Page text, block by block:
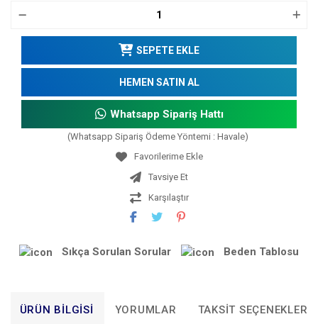
SEPETE EKLE
HEMEN SATIN AL
Whatsapp Sipariş Hattı
(Whatsapp Sipariş Ödeme Yöntemi : Havale)
Tavsiye Et
Karşılaştır
Sıkça Sorulan Sorular Beden Tablosu
ÜRÜN BILGISI YORUMLAR TAKSIT SEÇENEKLERI